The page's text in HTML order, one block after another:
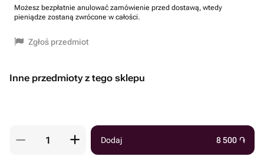
Możesz bezpłatnie anulować zamówienie przed dostawą, wtedy
pieniądze zostaną zwrócone w całości.
Zgłoś przedmiot
Inne przedmioty z tego sklepu
Dodaj 8 500 ֏